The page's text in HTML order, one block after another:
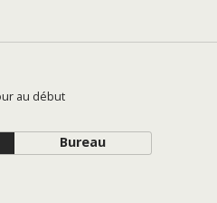
au début
Bureau